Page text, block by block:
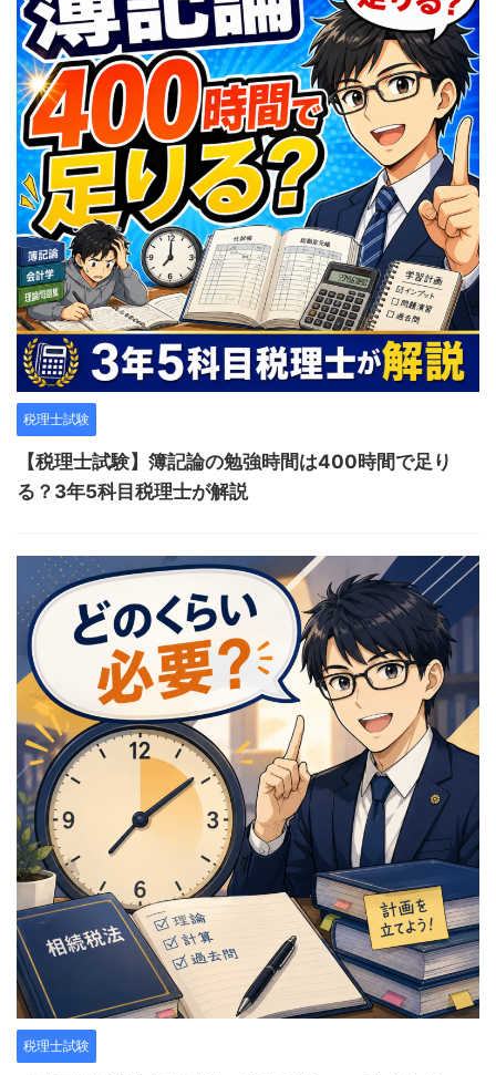
税理士試験
【税理士試験】簿記論の勉強時間は400時間で足り
る？3年5科目税理士が解説
税理士試験